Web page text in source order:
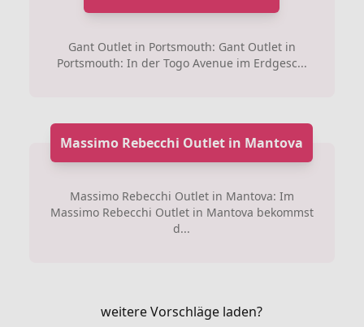
Gant Outlet in Portsmouth: Gant Outlet in
Portsmouth: In der Togo Avenue im Erdgesc...
Massimo Rebecchi Outlet in Mantova
Massimo Rebecchi Outlet in Mantova: Im
Massimo Rebecchi Outlet in Mantova bekommst
d...
weitere Vorschläge laden?